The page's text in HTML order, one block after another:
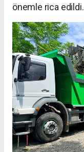
önemle rica edildi.